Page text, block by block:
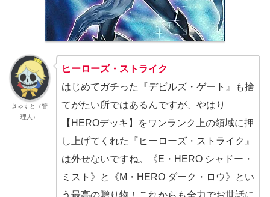
きゃすと（管
理人）
ヒーローズ・ストライク
はじめてガチった『デビルズ・ゲート』も捨
てがたい所ではあるんですが、やはり
【HEROデッキ】をワンランク上の領域に押
し上げてくれた『ヒーローズ・ストライク』
は外せないですね。《E・HERO シャドー・
ミスト》と《M・HERO ダーク・ロウ》とい
う最高の贈り物！これからも全力でお世話に